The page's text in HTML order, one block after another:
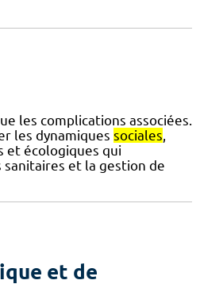
les complications associées.
les dynamiques sociales,
et écologiques qui
et la gestion de
et de